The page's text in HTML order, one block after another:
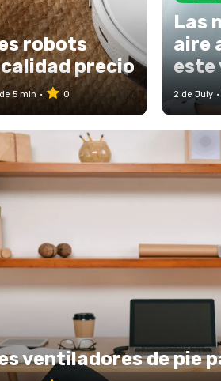
robots
precio
5 min 0
Las
aire
este
2 de July
ventiladores de pie